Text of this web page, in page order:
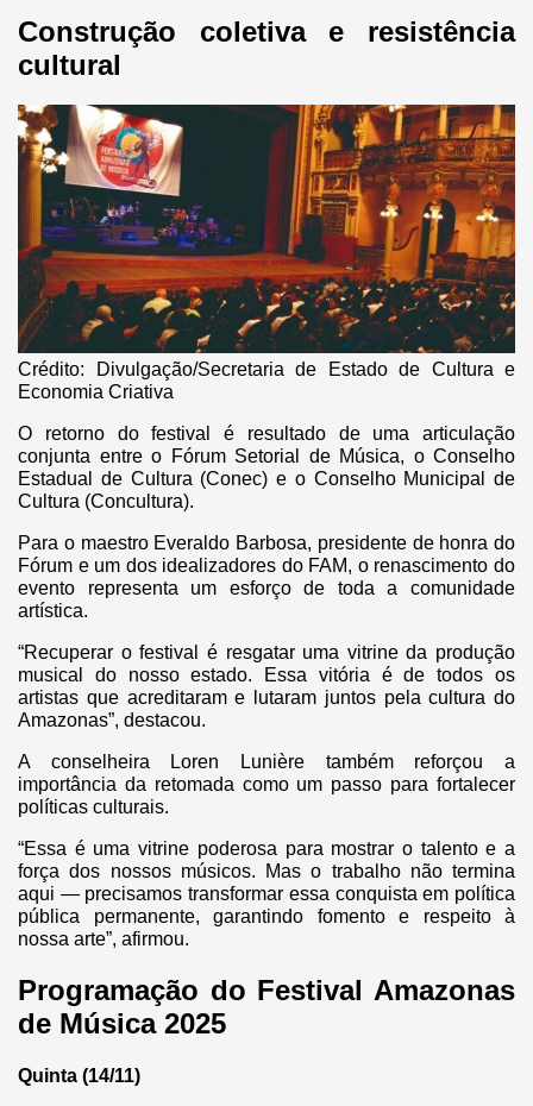
Construção coletiva e resistência
cultural
Crédito: Divulgação/Secretaria de Estado de Cultura e
Economia Criativa
O retorno do festival é resultado de uma articulação
conjunta entre o Fórum Setorial de Música, o Conselho
Estadual de Cultura (Conec) e o Conselho Municipal de
Cultura (Concultura).
Para o maestro Everaldo Barbosa, presidente de honra do
Fórum e um dos idealizadores do FAM, o renascimento do
evento representa um esforço de toda a comunidade
artística.
“Recuperar o festival é resgatar uma vitrine da produção
musical do nosso estado. Essa vitória é de todos os
artistas que acreditaram e lutaram juntos pela cultura do
Amazonas”, destacou.
A conselheira Loren Lunière também reforçou a
importância da retomada como um passo para fortalecer
políticas culturais.
“Essa é uma vitrine poderosa para mostrar o talento e a
força dos nossos músicos. Mas o trabalho não termina
aqui — precisamos transformar essa conquista em política
pública permanente, garantindo fomento e respeito à
nossa arte”, afirmou.
Programação do Festival Amazonas
de Música 2025
Quinta (14/11)